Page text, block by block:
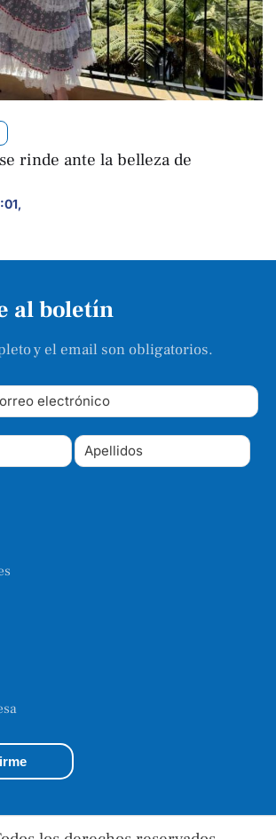
rinde ante la belleza de
,
al boletín
y el email son obligatorios.